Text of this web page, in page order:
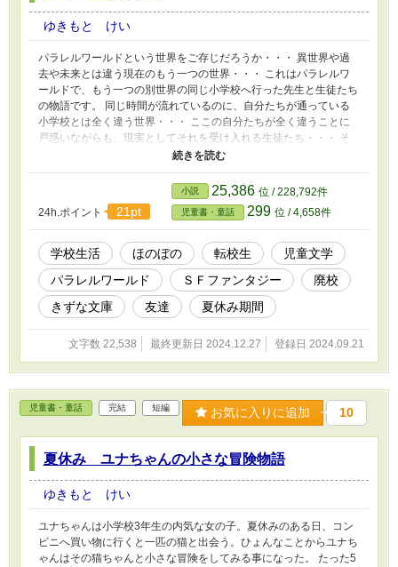
ゆきもと けい
パラレルワールドという世界をご存じだろうか・・・ 異世界や過
去や未来とは違う現在のもう一つの世界・・・ これはパラレルワ
ールドで、もう一つの別世界の同じ小学校へ行った先生と生徒たち
の物語です。 同じ時間が流れているのに、自分たちが通っている
小学校とは全く違う世界・・・ ここの自分たちが全く違うことに
戸惑いながらも、現実としてそれを受け入れる生徒たち・・・ そ
して、元の世界に戻ってきた生徒たちが感じた事とは・・・ 読ん
で頂けてら幸いです。
24h.ポイント 21pt
小説 25,386 位 / 228,792件
児童書・童話 299 位 / 4,658件
学校生活 ほのぼの 転校生
児童文学
パラレルワールド
ＳＦファンタジー
廃校
きずな文庫
友達 夏休み期間
文字数 22,538 最終更新日 2024.12.27 登録日 2024.09.21
児童書・童話 完結 短編 お気に入りに追加 10
夏休み ユナちゃんの小さな冒険物語
ゆきもと けい
ユナちゃんは小学校3年生の内気な女の子。夏休みのある日、コン
ビニへ買い物に行くと一匹の猫と出会う。ひょんなことからユナち
ゃんはその猫ちゃんと小さな冒険をしてみる事になった。 たった5